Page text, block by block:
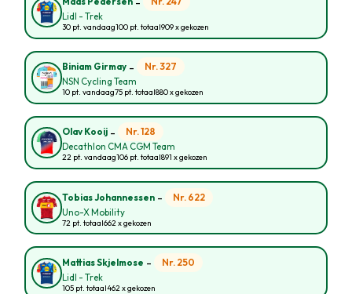
Lidl - Trek
30 pt. vandaag100 pt. totaal909 x gekozen
Biniam Girmay - Nr. 327
NSN Cycling Team
10 pt. vandaag75 pt. totaal880 x gekozen
Olav Kooij - Nr. 128
Decathlon CMA CGM Team
22 pt. vandaag106 pt. totaal891 x gekozen
Tobias Johannessen - Nr. 622
Uno-X Mobility
72 pt. totaal662 x gekozen
Mattias Skjelmose - Nr. 250
Lidl - Trek
105 pt. totaal462 x gekozen